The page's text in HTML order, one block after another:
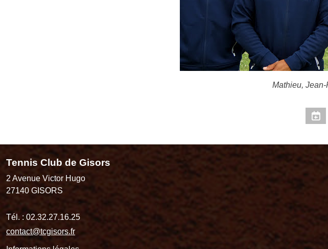
Mathieu,
Tennis Club de Gisors
2 Avenue Victor Hugo
27140 GISORS
Tél. : 02.32.27.16.25
contact@tcgisors.fr